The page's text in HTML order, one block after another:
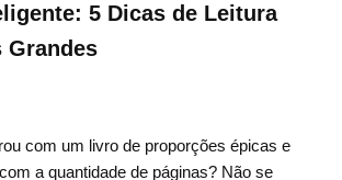
5 Dicas de Leitura
Grandes
com um livro de proporções épicas e
a quantidade de páginas? Não se